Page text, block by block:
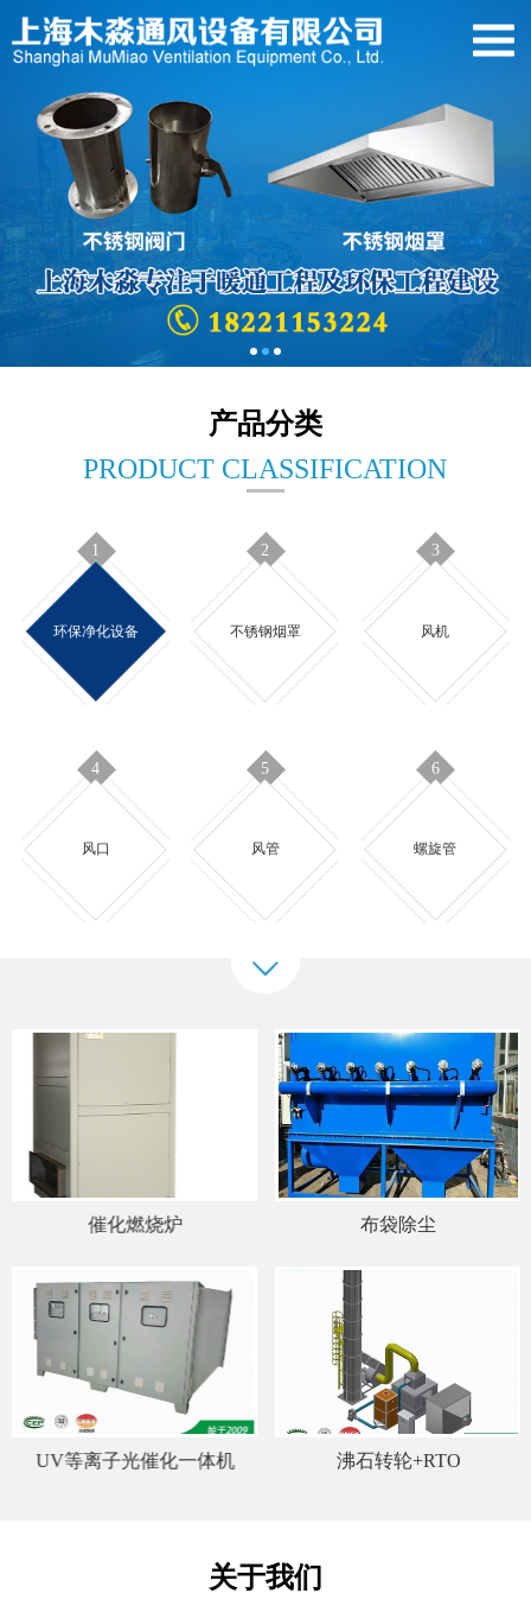
产品分类
PRODUCT CLASSIFICATION
环保净化设备
1
不锈钢烟罩
2
风机
3
风口
4
风管
5
螺旋管
6
催化燃烧炉 布袋除尘
UV等离子光催化一体机 沸石转轮+RTO
关于我们